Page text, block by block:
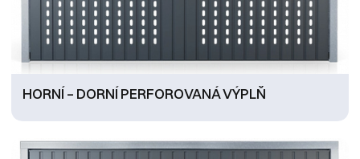
HORNÍ – DORNÍ PERFOROVANÁ VÝPLŇ